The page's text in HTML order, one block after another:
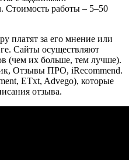
Стоимость работы – 5–50
платят за его мнение или
Сайты осуществляют
(чем их больше, тем лучше).
Отзывы ПРО, iRecommend.
ETxt, Advego), которые
отзыва.